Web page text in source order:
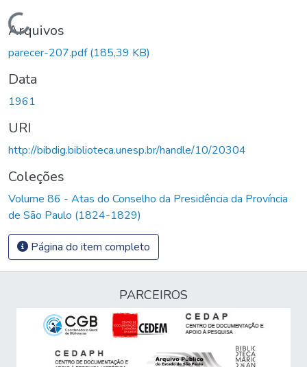
Carregando...
Arquivos
parecer-207.pdf(185,39 KB)
Data
1961
URI
http://bibdig.biblioteca.unesp.br/handle/10/20304
Coleções
Volume 86 - Atas do Conselho da Presidência da Província
de São Paulo (1824-1829)
Página do item completo
PARCEIROS